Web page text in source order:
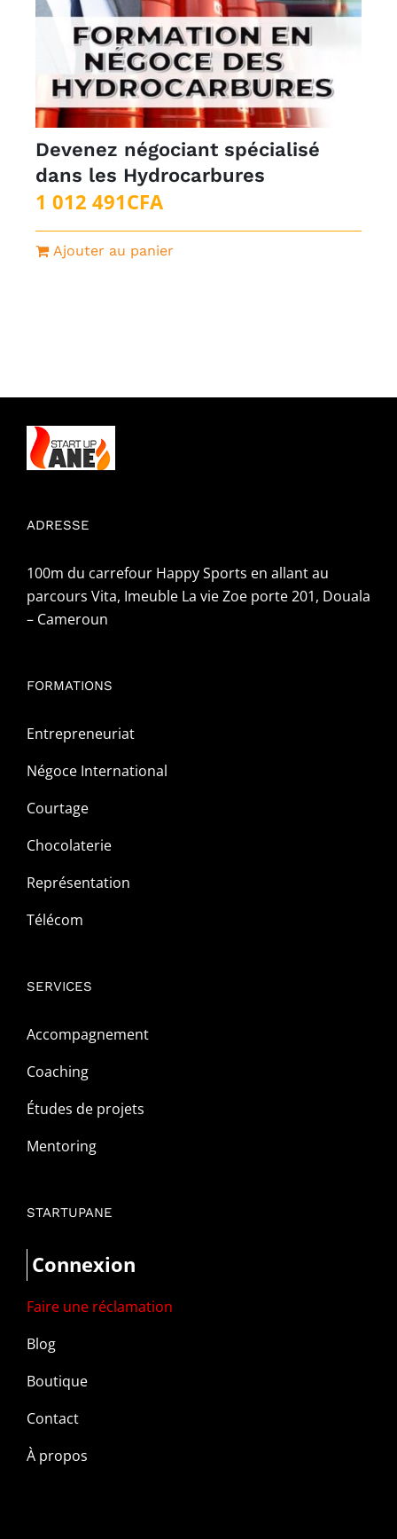
Devenez négociant spécialisé
dans les Hydrocarbures
1 012 491CFA
Ajouter au panier
ADRESSE
100m du carrefour Happy Sports en allant au
parcours Vita, Imeuble La vie Zoe porte 201, Douala
– Cameroun
FORMATIONS
Entrepreneuriat
Négoce International
Courtage
Chocolaterie
Représentation
Télécom
SERVICES
Accompagnement
Coaching
Études de projets
Mentoring
STARTUPANE
Connexion
Faire une réclamation
Blog
Boutique
Contact
À propos